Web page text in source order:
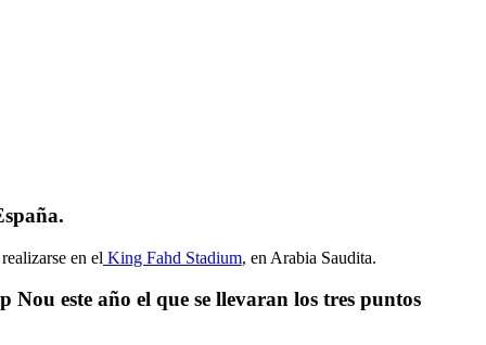
en el King Fahd Stadium, en Arabia Saudita.
este año el que se llevaran los tres puntos